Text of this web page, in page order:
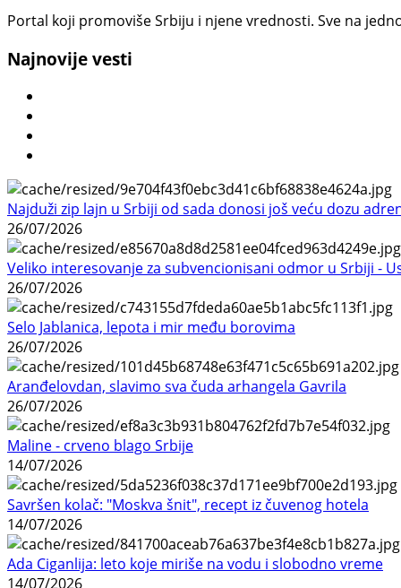
Portal koji promoviše Srbiju i njene vrednosti. Sve na
Najnovije vesti
Najduži zip lajn u Srbiji od sada donosi još veću dozu
26/07/2026
Veliko interesovanje za subvencionisani odmor u Srbiji -
26/07/2026
Selo Jablanica, lepota i mir među borovima
26/07/2026
Aranđelovdan, slavimo sva čuda arhangela Gavrila
26/07/2026
Maline - crveno blago Srbije
14/07/2026
Savršen kolač: "Moskva šnit", recept iz čuvenog hotela
14/07/2026
Ada Ciganlija: leto koje miriše na vodu i slobodno vreme
14/07/2026